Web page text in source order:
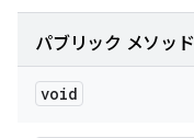
パブリック メソッド
void